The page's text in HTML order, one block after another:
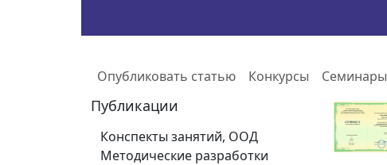
Опубликовать статью Конкурсы Семинары
Публикации
Конспекты занятий, ООД
Методические разработки